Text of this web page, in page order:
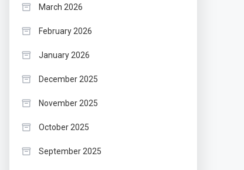
March 2026
February 2026
January 2026
December 2025
November 2025
October 2025
September 2025